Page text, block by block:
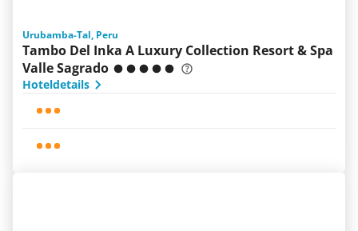
Urubamba-Tal, Peru
Tambo Del Inka A Luxury Collection Resort & Spa
Valle Sagrado
Hoteldetails